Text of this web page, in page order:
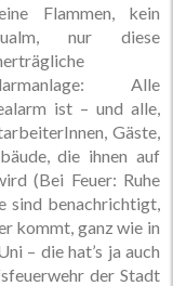
Flammen, kein
nur diese
Alle
ist – und alle,
Gäste,
die ihnen auf
(Bei Feuer: Ruhe
sind benachrichtigt,
kommt, ganz wie in
– die hat’s ja auch
der Stadt